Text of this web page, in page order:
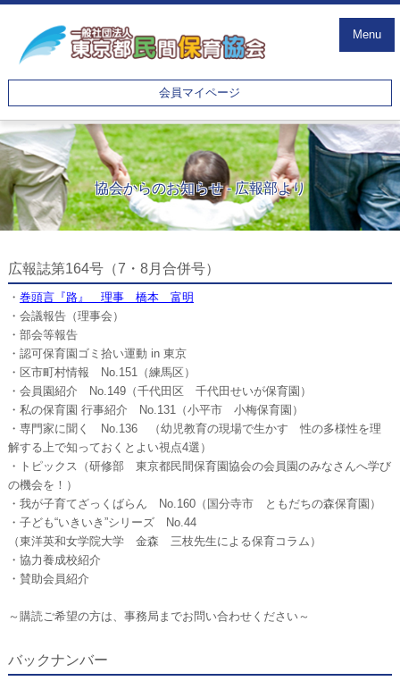
会員マイページ
Menu
協会からのお知らせ - 広報部より
広報誌第164号（7・8月合併号）
・ 巻頭言『路』 理事 橋本 富明
・会議報告（理事会）
・部会等報告
・認可保育園ゴミ拾い運動 in 東京
・区市町村情報 No.151（練馬区）
・会員園紹介 No.149（千代田区 千代田せいが保育園）
・私の保育園 行事紹介 No.131（小平市 小梅保育園）
・専門家に聞く No.136 （幼児教育の現場で生かす 性の多様性を理
解する上で知っておくとよい視点4選）
・トピックス（研修部 東京都民間保育園協会の会員園のみなさんへ学び
の機会を！）
・我が子育てざっくばらん No.160（国分寺市 ともだちの森保育園）
・子ども“いきいき”シリーズ No.44
（東洋英和女学院大学 金森 三枝先生による保育コラム）
・協力養成校紹介
・賛助会員紹介
～購読ご希望の方は、事務局までお問い合わせください～
バックナンバー